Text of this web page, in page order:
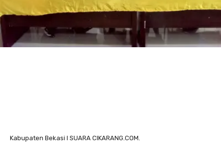
Kabupaten Bekasi I SUARA CIKARANG.COM.